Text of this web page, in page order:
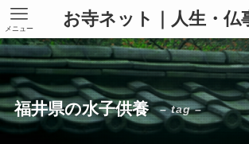
お寺ネット｜人生・仏
メニュー
福井県の水子供養 – tag –